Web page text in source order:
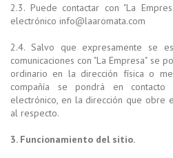
2.3. Puede contactar con "La
electrónico info@laaromata.com
2.4. Salvo que expresamente se
comunicaciones con "La Empresa" se
ordinario en la dirección física o
compañía se pondrá en
electrónico, en la dirección que obre
al respecto.
3. Funcionamiento del sitio.